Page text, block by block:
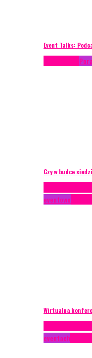
Event Talks:
Czy w budce
eventowe
Wirtualna
eventach